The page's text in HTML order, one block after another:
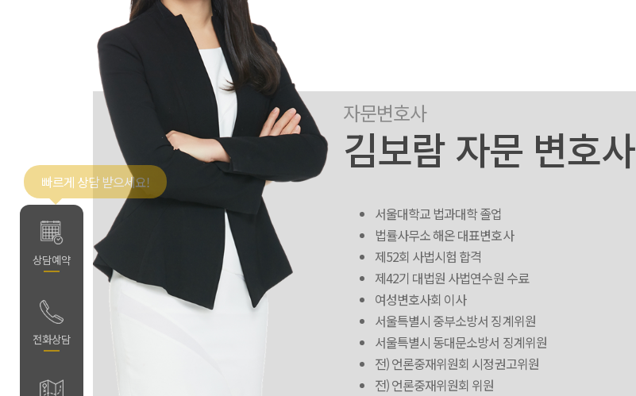
자문변호사
김보람 자문 변호사
서울대학교 법과대학 졸업
법률사무소 해온 대표변호사
제52회 사법시험 합격
제42기 대법원 사법연수원 수료
여성변호사회 이사
서울특별시 중부소방서 징계위원
서울특별시 동대문소방서 징계위원
전) 언론중재위원회 시정권고위원
전) 언론중재위원회 위원
상담예약
빠르게 상담 받으세요!
전화상담